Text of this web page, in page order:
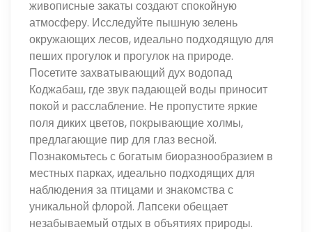
живописные закаты создают спокойную
атмосферу. Исследуйте пышную зелень
окружающих лесов, идеально подходящую для
пеших прогулок и прогулок на природе.
Посетите захватывающий дух водопад
Коджабаш, где звук падающей воды приносит
покой и расслабление. Не пропустите яркие
поля диких цветов, покрывающие холмы,
предлагающие пир для глаз весной.
Познакомьтесь с богатым биоразнообразием в
местных парках, идеально подходящих для
наблюдения за птицами и знакомства с
уникальной флорой. Лапсеки обещает
незабываемый отдых в объятиях природы.